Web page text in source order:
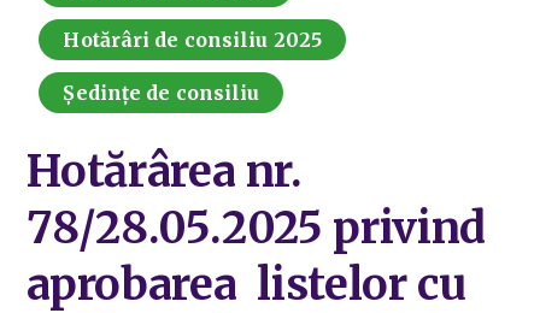
Hotărâri de consiliu 2025
Ședințe de consiliu
Hotărârea nr.
78/28.05.2025 privind
aprobarea listelor cu